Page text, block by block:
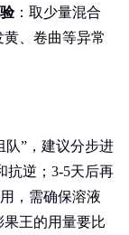
：取少量混合
、卷曲等异常
队”，建议分步进
抗逆；3-5天后再
，需确保溶液
果王的用量要比